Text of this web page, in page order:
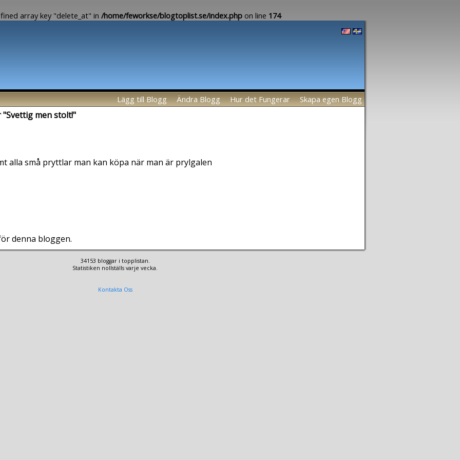
array key "delete_at" in /home/feworkse/blogtoplist.se/index.phpon line 174
Lägg till Blogg Ändra Blogg Hur det Fungerar Skapa egen Blogg
men stolt!"
alla små pryttlar man kan köpa när man är prylgalen
denna bloggen.
34153 bloggar i topplistan.
Statistiken nollställs varje vecka.
Kontakta Oss